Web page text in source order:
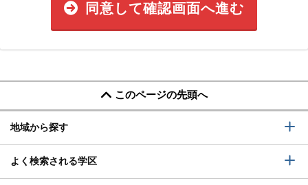
同意して確認画面へ進む
このページの先頭へ
地域から探す
よく検索される学区